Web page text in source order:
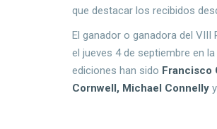
que destacar los recibidos
El ganador o ganadora del
el jueves 4 de septiembre en
ediciones han sido Francisco
Cornwell, Michael Connelly y